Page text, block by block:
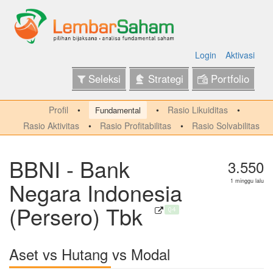
Login Aktivasi
Seleksi Strategi Portfolio
Profil Fundamental
Rasio Likuiditas
Rasio Aktivitas
Rasio Profitabilitas Rasio Solvabilitas
BBNI - Bank
Negara Indonesia
(Persero) Tbk Q4
3.550
1 minggu lalu
Aset vs Hutang vs Modal